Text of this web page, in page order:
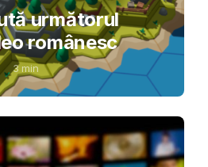
următorul
românesc
3min